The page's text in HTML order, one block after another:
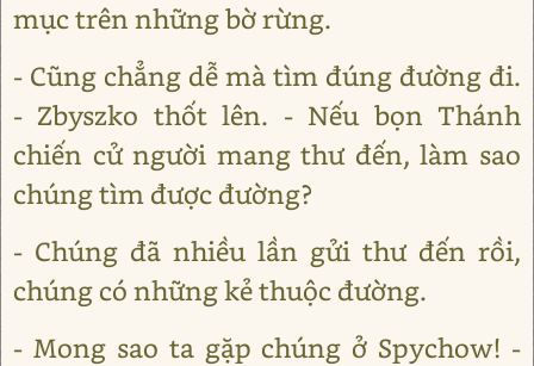
mục trên những bờ rừng.
- Cũng chẳng dễ mà tìm đúng đường đi.
- Zbyszko thốt lên. - Nếu bọn Thánh
chiến cử người mang thư đến, làm sao
chúng tìm được đường?
- Chúng đã nhiều lần gửi thư đến rồi,
chúng có những kẻ thuộc đường.
- Mong sao ta gặp chúng ở Spychow! -